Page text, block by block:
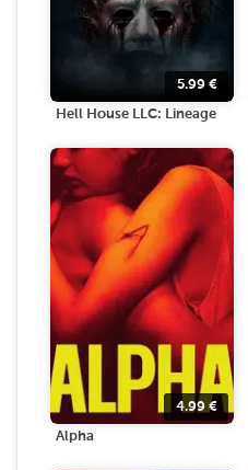
5.99 €
Hell House LLC: Lineage
4.99 €
Alpha